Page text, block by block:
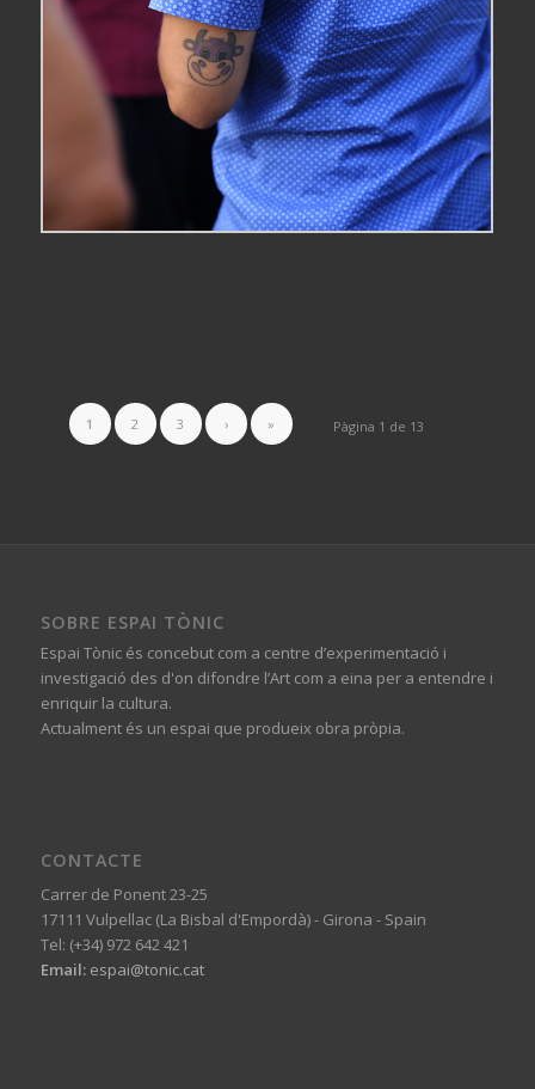
Pàgina 1 de 13
1 2 3 › »
SOBRE ESPAI TÒNIC
Espai Tònic és concebut com a centre d’experimentació i
investigació des d'on difondre l’Art com a eina per a entendre i
enriquir la cultura.
Actualment és un espai que produeix obra pròpia.
CONTACTE
Carrer de Ponent 23-25
17111 Vulpellac (La Bisbal d'Empordà) - Girona - Spain
Tel: (+34) 972 642 421
Email:espai@tonic.cat